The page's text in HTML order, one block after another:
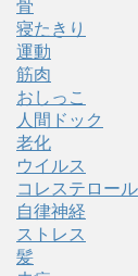
骨
寝たきり
運動
筋肉
おしっこ
人間ドック
老化
ウイルス
コレステロール
自律神経
ストレス
髪